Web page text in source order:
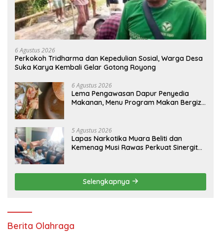
6 Agustus 2026
Perkokoh Tridharma dan Kepedulian Sosial, Warga Desa
Suka Karya Kembali Gelar Gotong Royong
6 Agustus 2026
Lema Pengawasan Dapur Penyedia
Makanan, Menu Program Makan Bergizi
5 Agustus 2026
Lapas Narkotika Muara Beliti dan
Kemenag Musi Rawas Perkuat Sinergitas
Selengkapnya
Berita Olahraga